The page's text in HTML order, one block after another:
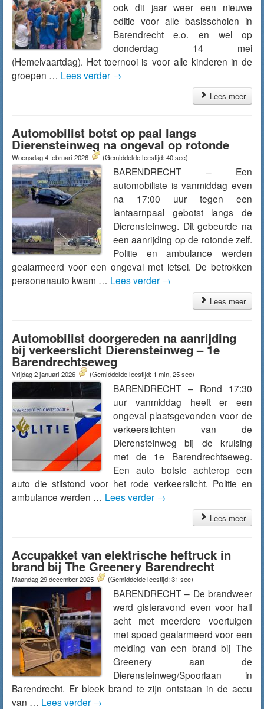
ook dit jaar weer een nieuwe
editie voor alle basisscholen in
Barendrecht e.o. en wel op
donderdag 14 mei
(Hemelvaartdag). Het toernooi is voor alle kinderen in de
groepen … Lees verder →
Lees meer
Automobilist botst op paal langs
Dierensteinweg na ongeval op rotonde
Woensdag 4 februari 2026 (Gemiddelde leestijd: 40 sec)
BARENDRECHT – Een
automobiliste is vanmiddag even
na 17:00 uur tegen een
lantaarnpaal gebotst langs de
Dierensteinweg. Dit gebeurde na
een aanrijding op de rotonde zelf.
Politie en ambulance werden
gealarmeerd voor een ongeval met letsel. De betrokken
personenauto kwam … Lees verder →
Lees meer
Automobilist doorgereden na aanrijding
bij verkeerslicht Dierensteinweg – 1e
Barendrechtseweg
Vrijdag 2 januari 2026 (Gemiddelde leestijd: 1 min, 25 sec)
BARENDRECHT – Rond 17:30
uur vanmiddag heeft er een
ongeval plaatsgevonden voor de
verkeerslichten van de
Dierensteinweg bij de kruising
met de 1e Barendrechtseweg.
Een auto botste achterop een
auto die stilstond voor het rode verkeerslicht. Politie en
ambulance werden … Lees verder →
Lees meer
Accupakket van elektrische heftruck in
brand bij The Greenery Barendrecht
Maandag 29 december 2025 (Gemiddelde leestijd: 31 sec)
BARENDRECHT – De brandweer
werd gisteravond even voor half
acht met meerdere voertuigen
met spoed gealarmeerd voor een
melding van een brand bij The
Greenery aan de
Dierensteinweg/Spoorlaan in
Barendrecht. Er bleek brand te zijn ontstaan in de accu
van … Lees verder →